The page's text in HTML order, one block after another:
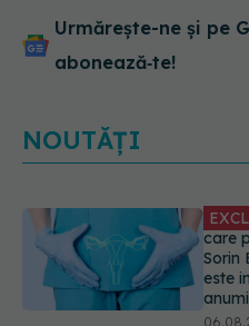
Urmărește-ne și pe
abonează‑te!
NOUTĂȚI
o fac